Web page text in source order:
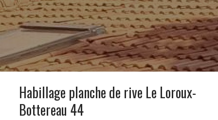
Habillage planche de rive Le Loroux-
Bottereau 44